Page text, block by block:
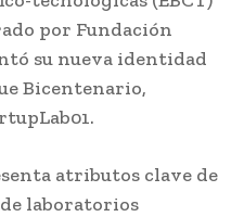
por Fundación
su nueva identidad
Bicentenario,
atributos clave de
laboratorios